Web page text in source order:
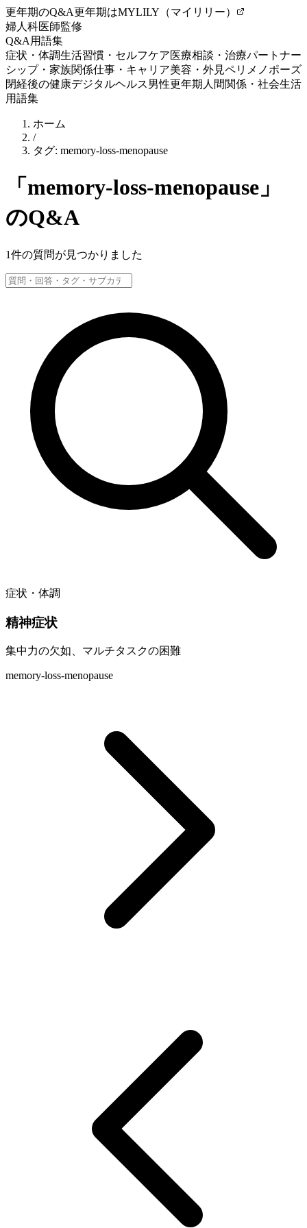
更年期のQ&A更年期はMYLILY（マイリリー）
婦人科医師監修
Q&A 用語集
症状・体調生活習慣・セルフケア医療相談・治療パートナー
シップ・家族関係仕事・キャリア美容・外見ペリメノポーズ
閉経後の健康デジタルヘルス男性更年期 人間関係・社会生活
用語集
ホーム
/
タグ: memory-loss-menopause
「 memory-loss-menopause 」
のQ&A
1件の質問が見つかりました
症状・体調
精神症状
集中力の欠如、マルチタスクの困難
memory-loss-menopause